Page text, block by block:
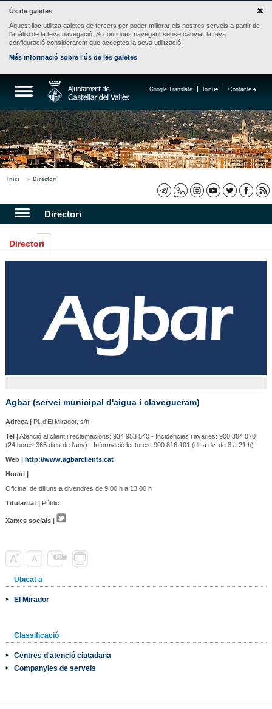
Ús de galetes
Aquest lloc utilitza galetes de tercers per poder millorar els nostres serveis a partir de
l'anàlisi de la teva navegació. Si continues navegant sense canviar la teva
configuració considerarem que acceptes la seva utilització.
Més informació sobre l'ús de les galetes
Contacte
Inici
Google Translate
Inici Directori
Directori
Directori
Agbar (servei municipal d'aigua i clavegueram)
Adreça |Pl. d'El Mirador, s/n
Tel |Atenció al client i reclamacions: 934 953 540 - Incidències i avaries: 900 304 070
(24 hores 365 dies de l'any) - Informació lectures: 900 816 101 (dl. a dv. de 8 a 21 h)
Web | http://www.agbarclients.cat
Horari |
Oficina: de dilluns a divendres de 9.00 h a 13.00 h
Titularitat |Públic
Xarxes socials |
Ubicat a
El Mirador
Classificació
Centres d'atenció ciutadana
Companyies de serveis